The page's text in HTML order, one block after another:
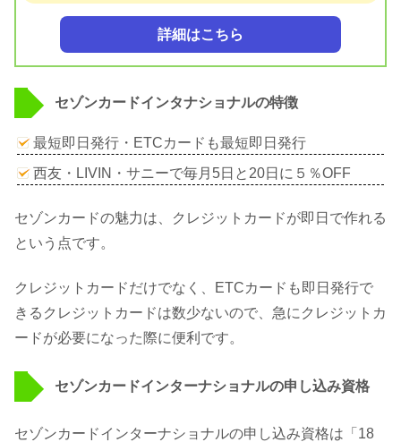
詳細はこちら
セゾンカードインタナショナルの特徴
最短即日発行・ETCカードも最短即日発行
西友・LIVIN・サニーで毎月5日と20日に５％OFF
セゾンカードの魅力は、クレジットカードが即日で作れる
という点です。
クレジットカードだけでなく、ETCカードも即日発行で
きるクレジットカードは数少ないので、急にクレジットカ
ードが必要になった際に便利です。
セゾンカードインターナショナルの申し込み資格
セゾンカードインターナショナルの申し込み資格は「18